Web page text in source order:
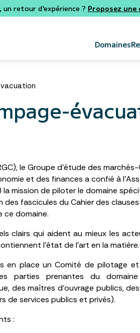
retour d'expérience ? Proposez
Domaines
le Groupe d’étude des
et des finances a confié à
mission de piloter le domaine
des fascicules du Cahier des
ce domaine.
clairs qui aident au mieux les
l’état de l’art en la matière.
en place un Comité de pilotage et
parties prenantes du
des maîtres d’ouvrage publics,
de services publics et privés).
: